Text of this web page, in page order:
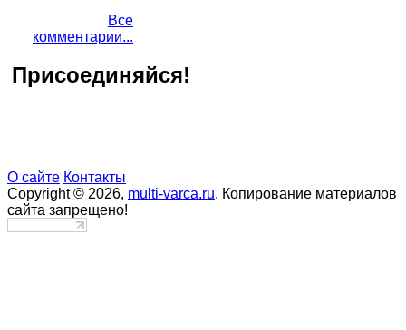
Все
комментарии...
Присоединяйся!
О сайте Контакты
Copyright © 2026, multi-varca.ru. Копирование материалов
сайта запрещено!